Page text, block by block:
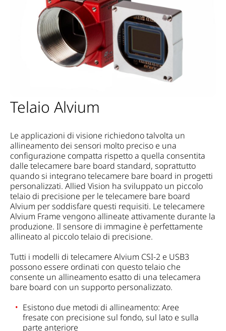
Telaio Alvium
Le applicazioni di visione richiedono talvolta un
allineamento dei sensori molto preciso e una
configurazione compatta rispetto a quella consentita
dalle telecamere bare board standard, soprattutto
quando si integrano telecamere bare board in progetti
personalizzati. Allied Vision ha sviluppato un piccolo
telaio di precisione per le telecamere bare board
Alvium per soddisfare questi requisiti. Le telecamere
Alvium Frame vengono allineate attivamente durante la
produzione. Il sensore di immagine è perfettamente
allineato al piccolo telaio di precisione.
Tutti i modelli di telecamere Alvium CSI-2 e USB3
possono essere ordinati con questo telaio che
consente un allineamento esatto di una telecamera
bare board con un supporto personalizzato.
Esistono due metodi di allineamento: Aree
fresate con precisione sul fondo, sul lato e sulla
parte anteriore